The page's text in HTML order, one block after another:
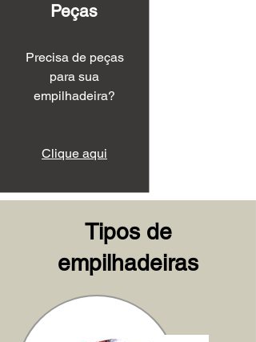
Peças
Precisa de peças
para sua
empilhadeira?
Clique aqui
Tipos de
empilhadeiras